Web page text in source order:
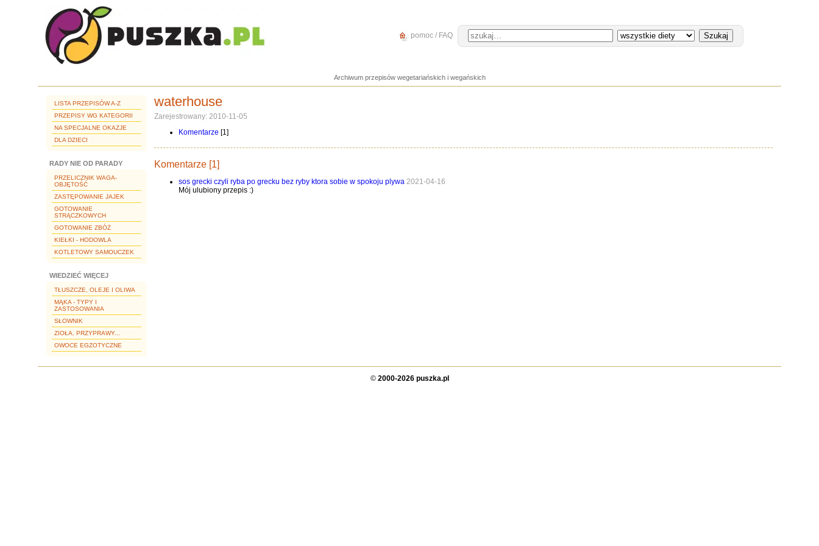
pomoc / FAQ
Archiwum przepisów wegetariańskich i wegańskich
LISTA PRZEPISÓW A-Z
PRZEPISY WG KATEGORII
NA SPECJALNE OKAZJE
DLA DZIECI
RADY NIE OD PARADY
PRZELICZNIK WAGA-
OBJĘTOŚĆ
ZASTĘPOWANIE JAJEK
GOTOWANIE
STRĄCZKOWYCH
GOTOWANIE ZBÓŻ
KIEŁKI - HODOWLA
KOTLETOWY SAMOUCZEK
WIEDZIEĆ WIĘCEJ
TŁUSZCZE, OLEJE I OLIWA
MĄKA - TYPY I
ZASTOSOWANIA
SŁOWNIK
ZIOŁA, PRZYPRAWY...
OWOCE EGZOTYCZNE
waterhouse
Zarejestrowany: 2010-11-05
Komentarze [1]
Komentarze [1]
sos grecki czyli ryba po grecku bez ryby ktora sobie w spokoju plywa 2021-04-16
Mój ulubiony przepis :)
© 2000-2026 puszka.pl